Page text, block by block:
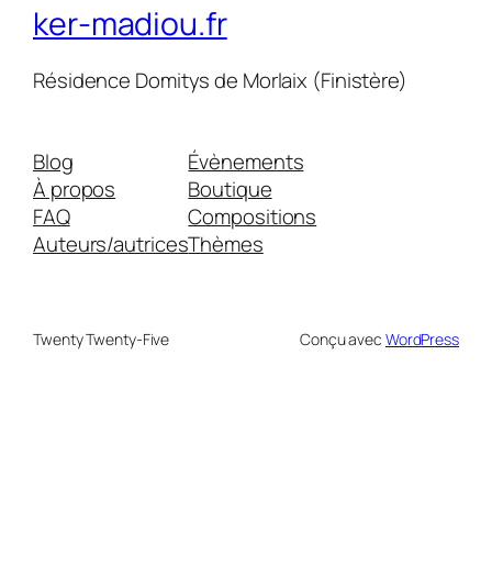
ker-madiou.fr
Résidence Domitys de Morlaix (Finistère)
Blog
À propos
FAQ
Auteurs/autrices
Évènements
Boutique
Compositions
Thèmes
Twenty Twenty-Five Conçu avec WordPress